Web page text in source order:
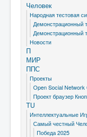
Человек
Народная тестовая
Демонстрационный
Демонстрационный
Новости
П
МИР
ППС
Проекты
Open Social
Проект браузер
TU
Интеллектуальные
Самый честный
Победа 2025